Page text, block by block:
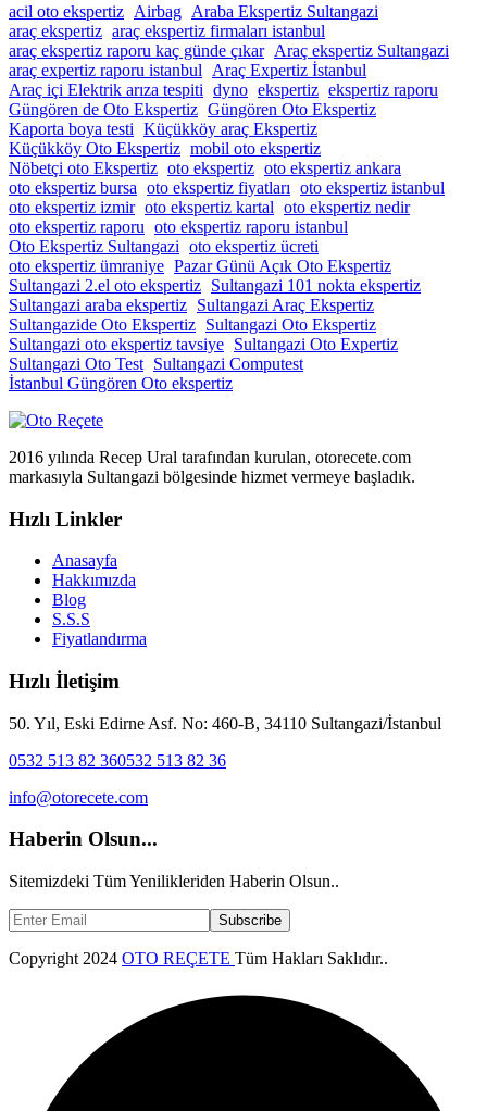
acil oto ekspertiz Airbag Araba Ekspertiz Sultangazi
araç ekspertiz araç ekspertiz firmaları istanbul
araç ekspertiz raporu kaç günde çıkar Araç ekspertiz Sultangazi
araç expertiz raporu istanbul
Araç Expertiz İstanbul
Araç içi Elektrik arıza tespiti dyno ekspertiz ekspertiz raporu
Güngören de Oto Ekspertiz Güngören Oto Ekspertiz
Kaporta boya testi Küçükköy araç Ekspertiz
Küçükköy Oto Ekspertiz mobil oto ekspertiz
Nöbetçi oto Ekspertiz oto ekspertiz oto ekspertiz ankara
oto ekspertiz bursa oto ekspertiz fiyatları oto ekspertiz istanbul
oto ekspertiz izmir oto ekspertiz kartal oto ekspertiz nedir
oto ekspertiz raporu oto ekspertiz raporu istanbul
Oto Ekspertiz Sultangazi oto ekspertiz ücreti
oto ekspertiz ümraniye Pazar Günü Açık Oto Ekspertiz
Sultangazi 2.el oto ekspertiz Sultangazi 101 nokta ekspertiz
Sultangazi araba ekspertiz Sultangazi Araç Ekspertiz
Sultangazide Oto Ekspertiz Sultangazi Oto Ekspertiz
Sultangazi oto ekspertiz tavsiye Sultangazi Oto Expertiz
Sultangazi Oto Test Sultangazi Computest
İstanbul Güngören Oto ekspertiz
2016 yılında Recep Ural tarafından kurulan, otorecete.com
markasıyla Sultangazi bölgesinde hizmet vermeye başladık.
Hızlı Linkler
Anasayfa
Hakkımızda
Blog
S.S.S
Fiyatlandırma
Hızlı İletişim
50. Yıl, Eski Edirne Asf. No: 460-B, 34110 Sultangazi/İstanbul
0532 513 82 360532 513 82 36
info@otorecete.com
Haberin Olsun...
Sitemizdeki Tüm Yenilikleriden Haberin Olsun..
Subscribe
Copyright 2024 OTO REÇETE Tüm Hakları Saklıdır..